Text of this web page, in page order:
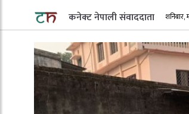
कनेक्ट नेपाली संवाददाता शनिबार,